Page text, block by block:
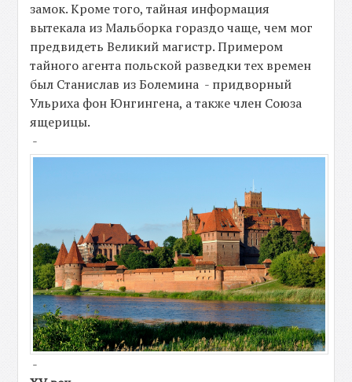
замок. Кроме того, тайная информация
вытекала из Мальборка гораздо чаще, чем мог
предвидеть Великий магистр. Примером
тайного агента польской разведки тех времен
был Станислав из Болемина - придворный
Ульриха фон Юнгингена, а также член Союза
ящерицы.
-
-